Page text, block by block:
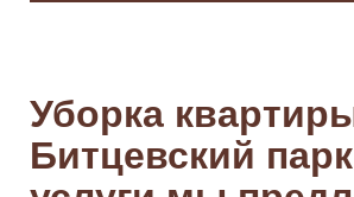
Уборка
Битцевский